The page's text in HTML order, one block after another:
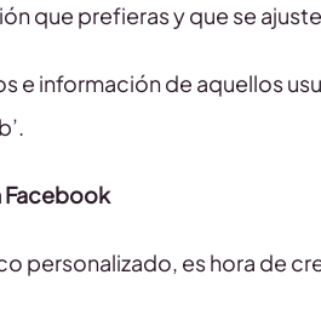
que prefieras y que se
e información de aquellos
Facebook
personalizado, es hora de